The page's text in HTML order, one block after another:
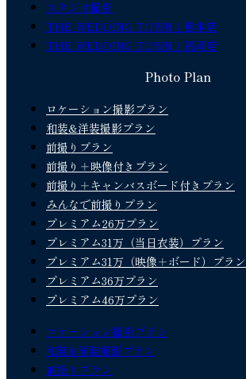
スタジオ撮影
THE WEDDING TOWN｜熊本店
THE WEDDING TOWN｜福岡店
Photo Plan
ロケーション撮影プラン
和装&洋装撮影プラン
前撮りプラン
前撮り＋映像付きプラン
前撮り＋キャンバスボード付きプラン
みんなで前撮りプラン
プレミアム26万プラン
プレミアム31万（当日衣装）プラン
プレミアム31万（映像＋ボード）プラン
プレミアム36万プラン
プレミアム46万プラン
ロケーション撮影プラン
和装&洋装撮影プラン
前撮りプラン